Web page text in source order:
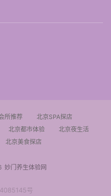
所推荐
北京SPA探店
北京都市体验
北京夜生活
北京美食探店
妙门养生体验网
号